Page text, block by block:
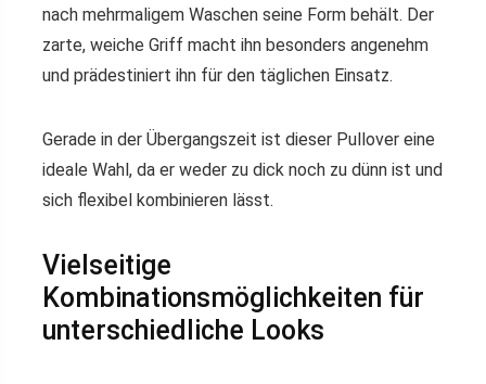
nach mehrmaligem Waschen seine Form behält. Der
zarte, weiche Griff macht ihn besonders angenehm
und prädestiniert ihn für den täglichen Einsatz.
Gerade in der Übergangszeit ist dieser Pullover eine
ideale Wahl, da er weder zu dick noch zu dünn ist und
sich flexibel kombinieren lässt.
Vielseitige
Kombinationsmöglichkeiten für
unterschiedliche Looks